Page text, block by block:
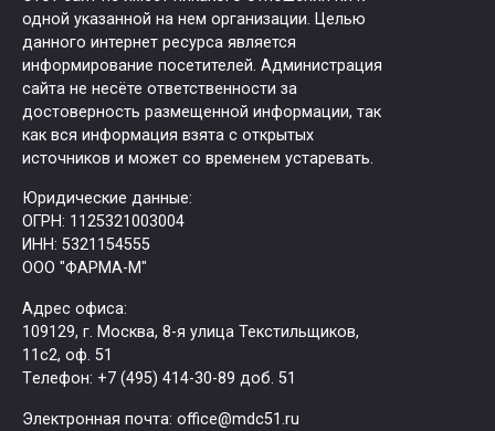
одной указанной на нем организации. Целью
данного интернет ресурса является
информирование посетителей. Администрация
сайта не несёте ответственности за
достоверность размещенной информации, так
как вся информация взята с открытых
источников и может со временем устаревать.
Юридические данные:
ОГРН: 1125321003004
ИНН: 5321154555
ООО "ФАРМА-М"
Адрес офиса:
109129, г. Москва, ​8-я улица Текстильщиков,
11с2, оф. 51
Tелефон: +7 (495) 414-30-89 доб. 51
Электронная почта: office@mdc51.ru